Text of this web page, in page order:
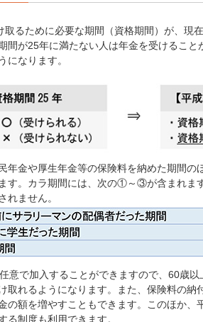
るために必要な期間（資格期間）が、現
間が25年に満たない人は年金を受けるこ
になります。
年金や厚生年金等の保険料を納めた期間
す。カラ期間には、次の①～③が含まれま
れません。
意で加入することができますので、60歳
取れるようになります。また、保険料の納
の額を増やすこともできます。このほか
る制度も利用できます。